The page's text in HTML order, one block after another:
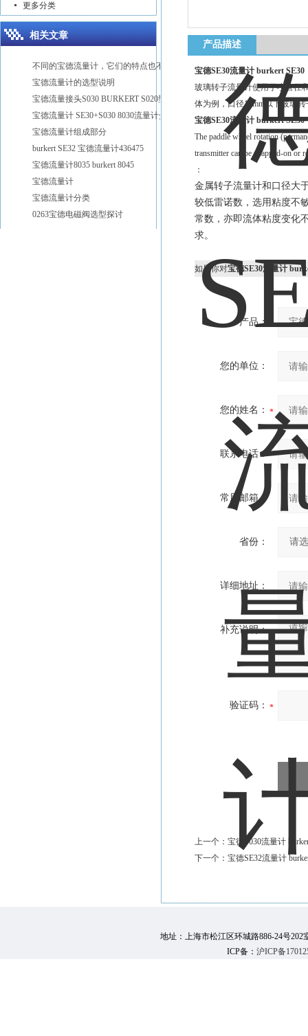
产品描述
宝德SE30流量计 burkert SE30
玻璃转子流量计使用于小管径
体为例，口径10mm以下玻璃
宝德SE30流量计 burkert SE30
The paddle wheel rotation
transmitter can be snapped-on or
：
金属转子流量计和口径大
较低雷诺数，选用粘度不
常数，亦即流体粘度变化
求。
如果你对宝德SE30流量计
产品：
您的单位：
您的姓名：
联系电话：
常用邮箱：
省份：
详细地址：
补充说明：
验证码：
上一个： 宝德S030流量计
下一个： 宝德SE32流量计
更多分类
相关文章
不同的宝德流量计，它们的特点也不同
宝德流量计的选型说明
宝德流量接头S030 BURKERT S020型号
宝德流量计 SE30+S030 8030流量计介绍
宝德流量计组成部分
burkert SE32 宝德流量计436475
宝德流量计8035 burkert 8045
宝德流量计
宝德流量计分类
0263宝德电磁阀选型探讨
地址：上海市松江区环城路886-24号202
ICP备： 沪ICP备